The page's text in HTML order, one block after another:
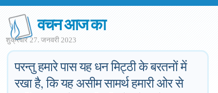
वचन आज का
शुक्रवार 27. जनवरी 2023
परन्तु हमारे पास यह धन मिट्ठी के बरतनों में
रखा है, कि यह असीम सामर्थ हमारी ओर से